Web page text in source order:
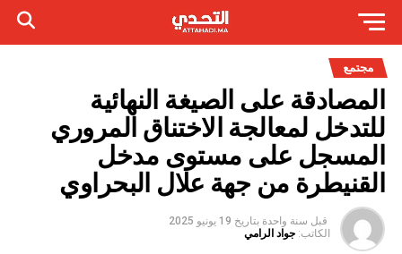
مجتمع
المصادقة على الصيغة النهائية
للتدخل لمعالجة الاختناق المروري
المسجل على مستوى مدخل
القنيطرة من جهة علال البحراوي
قبل سنة واحدة بتاريخ 19 يونيو 2025
الكاتب: جواد الرامي